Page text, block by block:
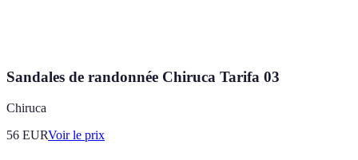
Sandales de randonnée Chiruca Tarifa 03
Chiruca
56 EURVoir le prix